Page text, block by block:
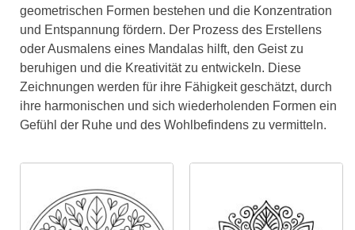
geometrischen Formen bestehen und die Konzentration
und Entspannung fördern. Der Prozess des Erstellens
oder Ausmalens eines Mandalas hilft, den Geist zu
beruhigen und die Kreativität zu entwickeln. Diese
Zeichnungen werden für ihre Fähigkeit geschätzt, durch
ihre harmonischen und sich wiederholenden Formen ein
Gefühl der Ruhe und des Wohlbefindens zu vermitteln.